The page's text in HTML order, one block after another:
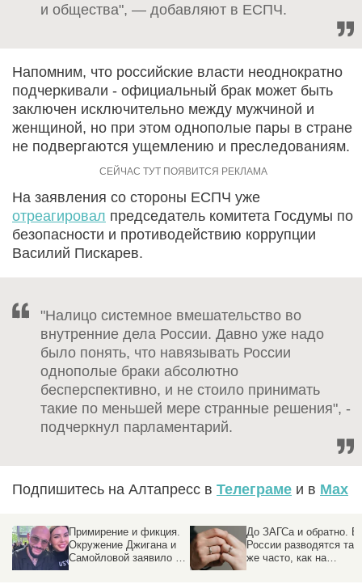
и общества", — добавляют в ЕСПЧ.
Напомним, что российские власти неоднократно
подчеркивали - официальный брак может быть
заключен исключительно между мужчиной и
женщиной, но при этом однополые пары в стране
не подвергаются ущемлению и преследованиям.
На заявления со стороны ЕСПЧ уже
отреагировал председатель комитета Госдумы по
безопасности и противодействию коррупции
Василий Пискарев.
"Налицо системное вмешательство во
внутренние дела России. Давно уже надо
было понять, что навязывать России
однополые браки абсолютно
бесперспективно, и не стоило принимать
такие по меньшей мере странные решения", -
подчеркнул парламентарий.
Подпишитесь на Алтапресс в Телеграме и в Max
Примирение и фикция.
Окружение Джигана и
Самойловой заявило о
До ЗАГСа и обратно. В
России разводятся так
же часто, как на